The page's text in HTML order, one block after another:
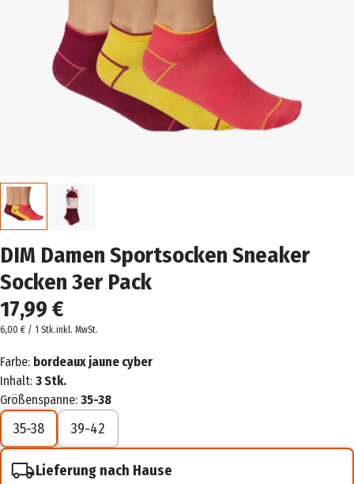
DIM Damen Sportsocken Sneaker
Socken 3er Pack
17,99 €
6,00 € / 1 Stk.inkl. MwSt.
Farbe: bordeaux jaune cyber
Inhalt: 3 Stk.
Größenspanne: 35-38
35-38 39-42
Lieferung nach Hause